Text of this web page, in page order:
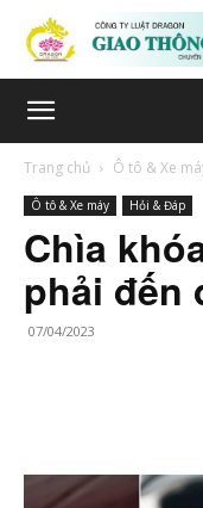
Trang chủ Ô tô & Xe
Ô tô & Xe máy Hỏi & Đáp
Chìa
phải đến
07/04/2023